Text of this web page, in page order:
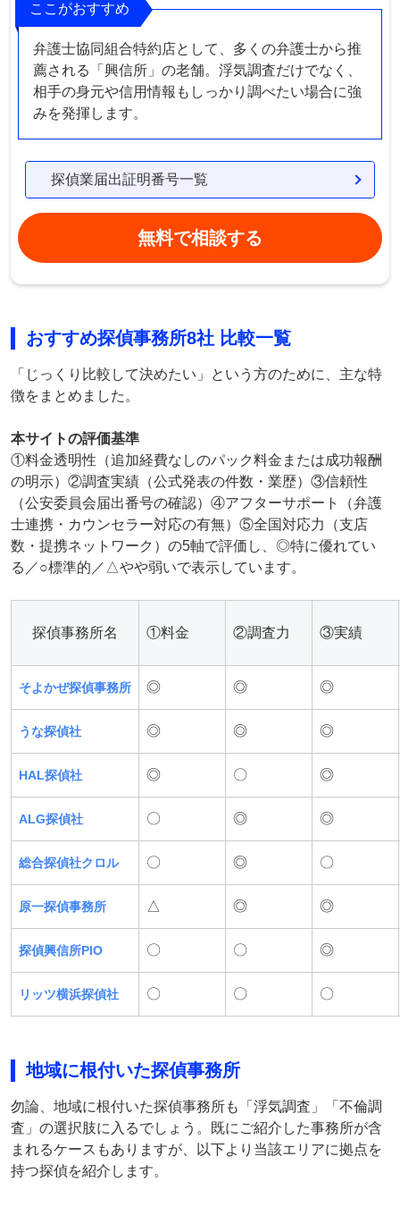
ここがおすすめ
弁護士協同組合特約店として、多くの弁護士から推
薦される「興信所」の老舗。浮気調査だけでなく、
相手の身元や信用情報もしっかり調べたい場合に強
みを発揮します。
探偵業届出証明番号一覧
無料で相談する
おすすめ探偵事務所8社 比較一覧
「じっくり比較して決めたい」という方のために、主な特
徴をまとめました。
本サイトの評価基準
①料金透明性（追加経費なしのパック料金または成功報酬
の明示）②調査実績（公式発表の件数・業歴）③信頼性
（公安委員会届出番号の確認）④アフターサポート（弁護
士連携・カウンセラー対応の有無）⑤全国対応力（支店
数・提携ネットワーク）の5軸で評価し、◎特に優れてい
る／○標準的／△やや弱いで表示しています。
探偵事務所名 ①料金 ②調査力 ③実績
そよかぜ探偵事務所 ◎ ◎ ◎
うな探偵社 ◎ ◎ ◎
HAL探偵社 ◎ 〇 ◎
ALG探偵社 〇 ◎ ◎
総合探偵社クロル 〇 ◎ 〇
原一探偵事務所 △ ◎ ◎
探偵興信所PIO 〇 〇 ◎
リッツ横浜探偵社 〇 〇 〇
地域に根付いた探偵事務所
勿論、地域に根付いた探偵事務所も「浮気調査」「不倫調
査」の選択肢に入るでしょう。既にご紹介した事務所が含
まれるケースもありますが、以下より当該エリアに拠点を
持つ探偵を紹介します。